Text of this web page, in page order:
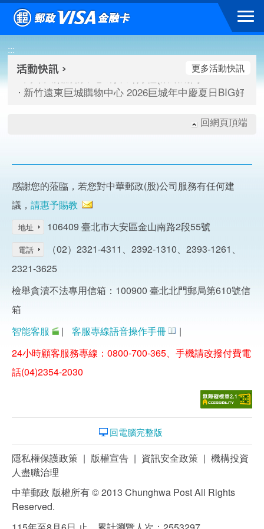
跳到主要內容區塊
:::
高雄大樂購物中心 刷卡郵好禮(活動期間：115/08/07-
臺北三創生活 有點東西第2波 刷卡郵好禮(活動期間：
高雄大樂購物中心 刷卡郵好禮(活動期間：115/08/07-
新竹遠東巨城購物中心 2026巨城年中慶夏日BIG好刷(
更多活動快訊
回網頁頂端
感謝您的蒞臨，若您對中華郵政(股)公司服務有任何建
議， 請惠予賜教
地址 106409 臺北市大安區金山南路2段55號
電話
（02）2321-4311、2392-1310、2393-1261、
2321-3625
檢舉貪瀆不法專用信箱：100900 臺北北門郵局第610號信
箱
智能客服
| 客服專線語音操作手冊
|
24小時顧客服務專線：0800-700-365、手機請改撥付費電
話(04)2354-2030
回電腦完整版
隱私權保護政策 | 版權宣告 | 資訊安全政策 | 機構投資
人盡職治理
中華郵政 版權所有 © 2013 Chunghwa Post All Rights
Reserved.